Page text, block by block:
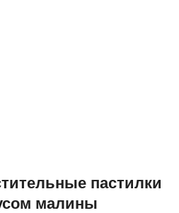
пастилки
малины